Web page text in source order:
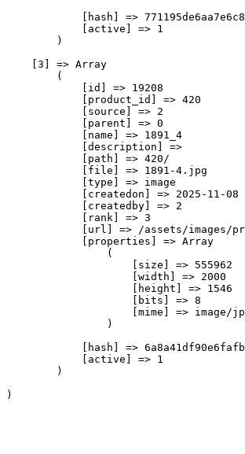
[hash] =>
            [active] => 1
        )
    [3] => Array
        (
            [id] => 19208
            [product_id] => 420
            [source] => 2
            [parent] => 0
            [name] => 1891_4
            [description] =>
            [path] => 420/
            [file] => 1891-4.jpg
            [type] => image
[createdon] => 2025-11-08
            [createdby] => 2
            [rank] => 3
[url] => /assets/images/
            [properties] => Array
                (
                    [size] => 555962
                    [width] => 2000
                    [height] => 1546
                    [bits] => 8
[mime] => image/
                )
[hash] =>
            [active] => 1
        )